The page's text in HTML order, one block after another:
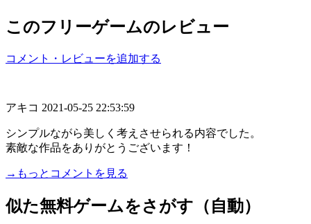
このフリーゲームのレビュー
コメント・レビューを追加する
アキコ 2021-05-25 22:53:59
シンプルながら美しく考えさせられる内容でした。
素敵な作品をありがとうございます！
→もっとコメントを見る
似た無料ゲームをさがす（自動）